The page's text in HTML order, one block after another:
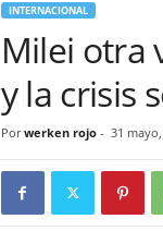
INTERNACIONAL
Milei otra
y la crisis
Por werken rojo- 31